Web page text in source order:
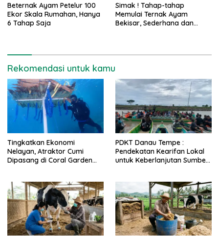
Beternak Ayam Petelur 100
Ekor Skala Rumahan, Hanya
6 Tahap Saja
Simak ! Tahap-tahap
Memulai Ternak Ayam
Bekisar, Sederhana dan
Rekomendasi untuk kamu
Tingkatkan Ekonomi
Nelayan, Atraktor Cumi
Dipasang di Coral Garden
PDKT Danau Tempe :
Pendekatan Kearifan Lokal
untuk Keberlanjutan Sumber